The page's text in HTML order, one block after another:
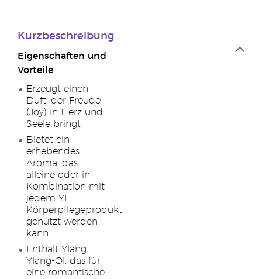
Kurzbeschreibung
Eigenschaften und
Vorteile
Erzeugt einen
Duft, der Freude
(Joy) in Herz und
Seele bringt
Bietet ein
erhebendes
Aroma, das
alleine oder in
Kombination mit
jedem YL
Körperpflegeprodukt
genutzt werden
kann
Enthält Ylang
Ylang-Öl, das für
eine romantische